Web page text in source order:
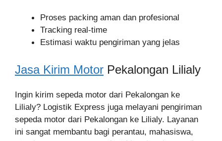
Proses packing aman dan profesional
Tracking real-time
Estimasi waktu pengiriman yang jelas
Jasa Kirim Motor Pekalongan Lilialy
Ingin kirim sepeda motor dari Pekalongan ke
Lilialy? Logistik Express juga melayani pengiriman
sepeda motor dari Pekalongan ke Lilialy. Layanan
ini sangat membantu bagi perantau, mahasiswa,